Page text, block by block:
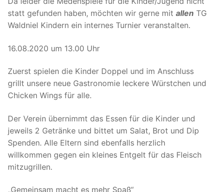
statt gefunden haben, möchten wir gerne mit allen TG
Waldniel Kindern ein internes Turnier veranstalten.
16.08.2020 um 13.00 Uhr
Zuerst spielen die Kinder Doppel und im Anschluss
grillt unsere neue Gastronomie leckere Würstchen und
Chicken Wings für alle.
Der Verein übernimmt das Essen für die Kinder und
jeweils 2 Getränke und bittet um Salat, Brot und Dip
Spenden. Alle Eltern sind ebenfalls herzlich
willkommen gegen ein kleines Entgelt für das Fleisch
mitzugrillen.
„Gemeinsam macht es mehr Spaß“